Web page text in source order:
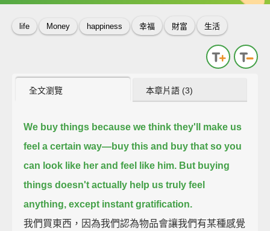
life Money happiness 幸福 財富 生活
全文瀏覽 本章片語 (3)
We buy things because we think they'll make us
feel a certain way—buy this and buy that so you
can look like her and feel like him. But buying
things doesn't actually help us truly feel
anything, except instant gratification.
我們買東西，因為我們認為物品會讓我們有某種感覺